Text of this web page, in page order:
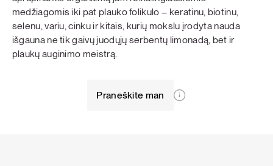
medžiagomis iki pat plauko folikulo – keratinu, biotinu,
selenu, variu, cinku ir kitais, kurių mokslu įrodyta nauda
išgauna ne tik gaivų juodųjų serbentų limonadą, bet ir
plaukų auginimo meistrą.
Praneškite man